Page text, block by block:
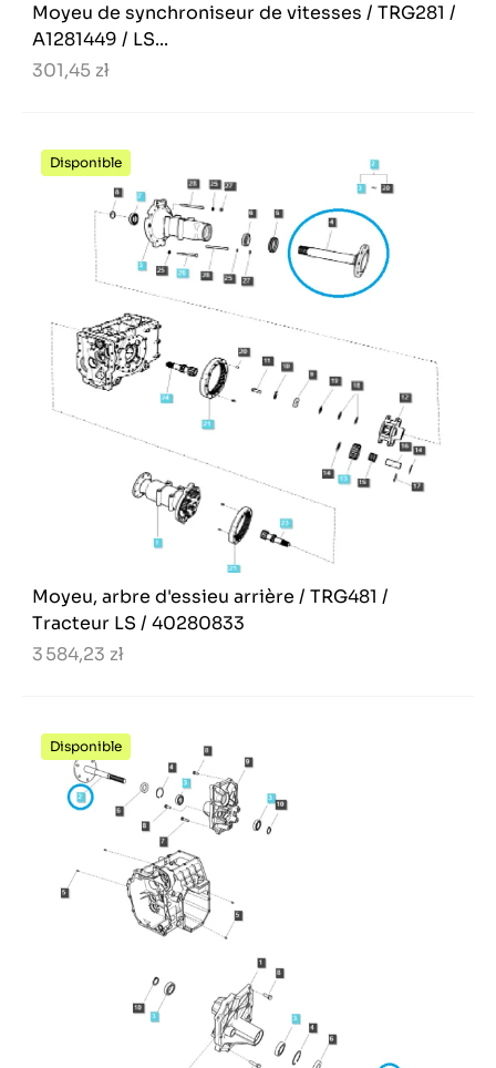
Moyeu de synchroniseur de vitesses / TRG281 /
A1281449 / LS...
301,45 zł
Disponible
Moyeu, arbre d'essieu arrière / TRG481 /
Tracteur LS / 40280833
3 584,23 zł
Disponible